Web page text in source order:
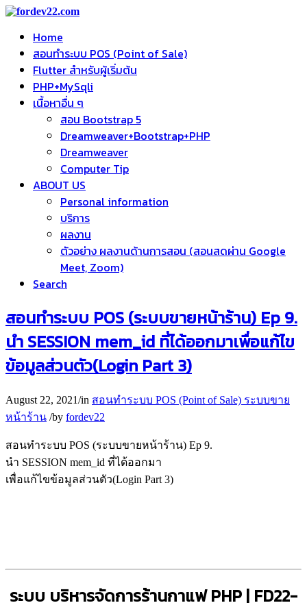
Home
สอนทำระบบ POS (Point of Sale)
Flutter สำหรับผู้เริ่มต้น
PHP+MySqli
เนื้อหาอื่น ๆ
สอน Bootstrap 5
Dreamweaver+Bootstrap+PHP
Dreamweaver
Computer Tip
ABOUT US
Personal information
บริการ
ผลงาน
ตัวอย่าง ผลงานด้านการสอน (สอนสดผ่าน Google
Meet, Zoom)
Search
สอนทำระบบ POS (ระบบขายหน้าร้าน) Ep 9.
นำ SESSION mem_id ที่ได้ออกมาเพื่อแก้ไข
ข้อมูลส่วนตัว(Login Part 3)
August 22, 2021/in สอนทำระบบ POS (Point of Sale) ระบบขาย
หน้าร้าน /by fordev22
สอนทำระบบ POS (ระบบขายหน้าร้าน) Ep 9.
นำ SESSION mem_id ที่ได้ออกมา
เพื่อแก้ไขข้อมูลส่วนตัว(Login Part 3)
ระบบ บริหารจัดการร้านกาแฟ PHP | FD22-